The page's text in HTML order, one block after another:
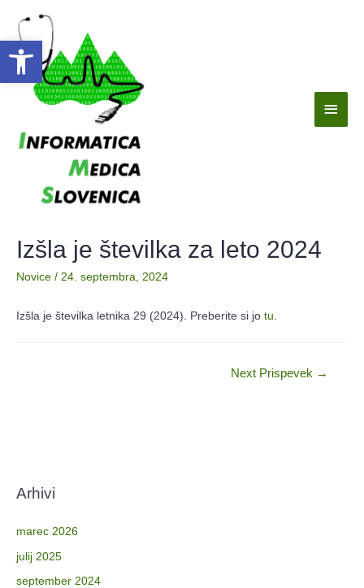
Open toolbar
Arhivi
marec 2026
julij 2025
september 2024
Izšla je številka za leto 2024
Novice / 24. septembra, 2024
Izšla je številka letnika 29 (2024). Preberite si jo tu.
Next Prispevek →